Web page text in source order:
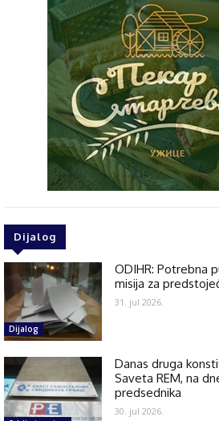
Dijalog
Dijalog
ODIHR: Potrebna
misija za
31. jul 2026.
Danas druga
Saveta REM, na
predsednika
30. jul 2026.